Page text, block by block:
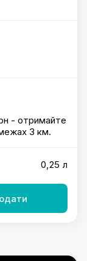
- отримайте
3 км.
0,25 л